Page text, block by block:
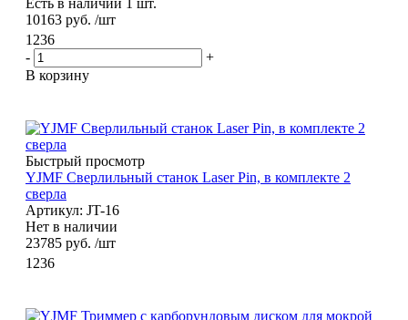
10163 руб. /шт
1236
-
+
В корзину
Быстрый просмотр
YJMF Сверлильный станок Laser Pin, в комплекте 2
сверла
Артикул: JT-16
Нет в наличии
23785 руб. /шт
1236